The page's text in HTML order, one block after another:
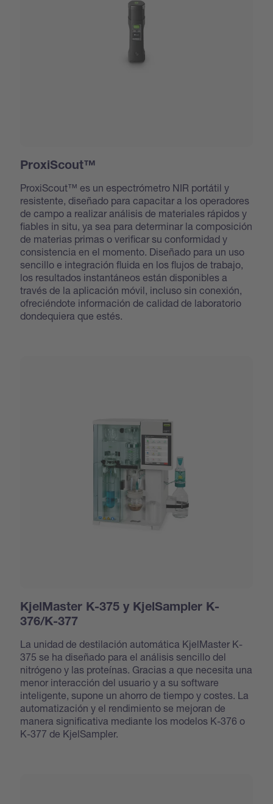
ProxiScout™
ProxiScout™ es un espectrómetro NIR portátil y
resistente, diseñado para capacitar a los operadores
de campo a realizar análisis de materiales rápidos y
fiables in situ, ya sea para determinar la composición
de materias primas o verificar su conformidad y
consistencia en el momento. Diseñado para un uso
sencillo e integración fluida en los flujos de trabajo,
los resultados instantáneos están disponibles a
través de la aplicación móvil, incluso sin conexión,
ofreciéndote información de calidad de laboratorio
dondequiera que estés.
KjelMaster K-375 y KjelSampler K-
376/K-377
La unidad de destilación automática KjelMaster K-
375 se ha diseñado para el análisis sencillo del
nitrógeno y las proteínas. Gracias a que necesita una
menor interacción del usuario y a su software
inteligente, supone un ahorro de tiempo y costes. La
automatización y el rendimiento se mejoran de
manera significativa mediante los modelos K-376 o
K-377 de KjelSampler.